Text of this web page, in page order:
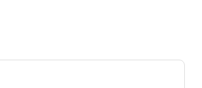
New Window